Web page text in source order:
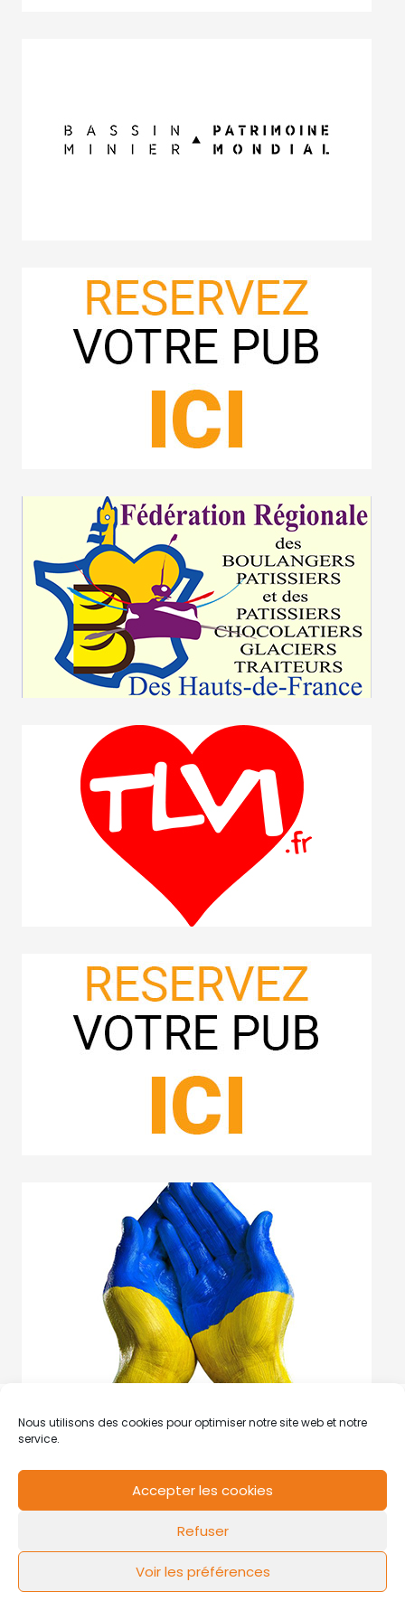
Nous utilisons des cookies pour optimiser notre site web et notre
service.
Accepter les cookies
Refuser
Voir les préférences
Mentions légales Politique de cookies
FLOW44